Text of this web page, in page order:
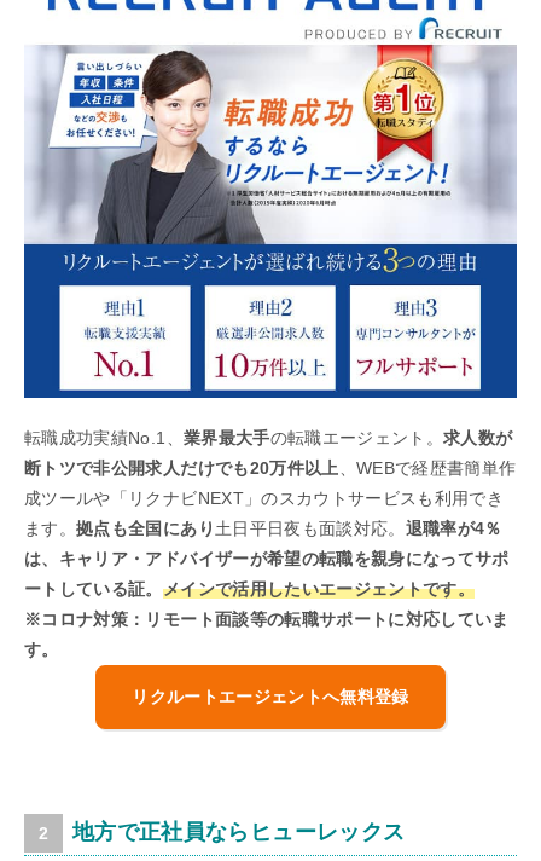
転職成功実績No.1、 業界最大手の転職エージェント。求人数が
断トツで非公開求人だけでも20万件以上、WEBで経歴書簡単作
成ツールや「リクナビNEXT」のスカウトサービスも利用でき
ます。拠点も全国にあり土日平日夜も面談対応。 退職率が4％
は、キャリア・アドバイザーが希望の転職を親身になってサポ
ートしている証。 メインで活用したいエージェントです。
※コロナ対策：リモート面談等の転職サポートに対応していま
す。
リクルートエージェントへ無料登録
地方で正社員ならヒューレックス